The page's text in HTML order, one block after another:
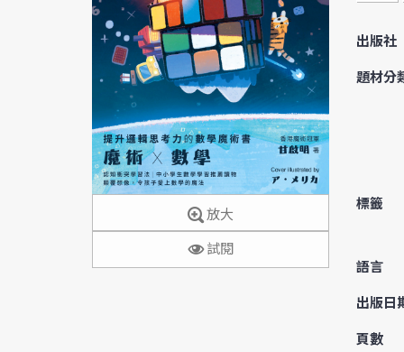
放大
試閱
出版社
題材分
標籤
語言
出版日
頁數